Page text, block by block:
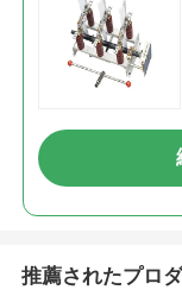
推薦されたプロ